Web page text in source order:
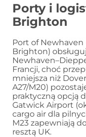
Porty i
Brighton
Port of Newhaven
Brighton)
Francji, choć
mniejsza niż
A27/M20)
praktyczną opcją
Gatwick Airport
cargo air dla
M23 zapewniają
resztą UK.